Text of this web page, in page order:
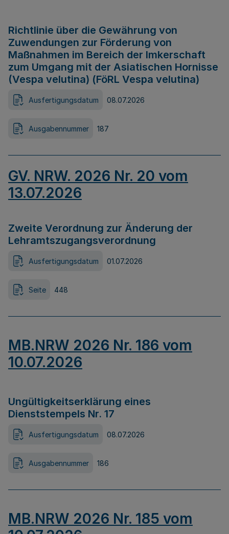
Richtlinie über die Gewährung von
Zuwendungen zur Förderung von
Maßnahmen im Bereich der Imkerschaft
zum Umgang mit der Asiatischen Hornisse
(Vespa velutina) (FöRL Vespa velutina)
Ausfertigungsdatum 08.07.2026
Ausgabennummer 187
GV. NRW. 2026 Nr. 20 vom
13.07.2026
Zweite Verordnung zur Änderung der
Lehramtszugangsverordnung
Ausfertigungsdatum 01.07.2026
Seite 448
MB.NRW 2026 Nr. 186 vom
10.07.2026
Ungültigkeitserklärung eines
Dienststempels Nr. 17
Ausfertigungsdatum 08.07.2026
Ausgabennummer 186
MB.NRW 2026 Nr. 185 vom